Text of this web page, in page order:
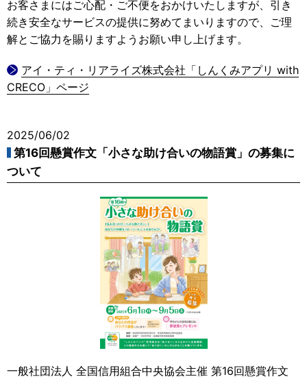
お客さまにはご心配・ご不便をおかけいたしますが、引き
続き安全なサービスの提供に努めてまいりますので、ご理
解とご協力を賜りますようお願い申し上げます。
アイ・ティ・リアライズ株式会社「しんくみアプリ with
CRECO」ページ
2025/06/02
第16回懸賞作文「小さな助け合いの物語賞」の募集に
ついて
一般社団法人 全国信用組合中央協会主催 第16回懸賞作文